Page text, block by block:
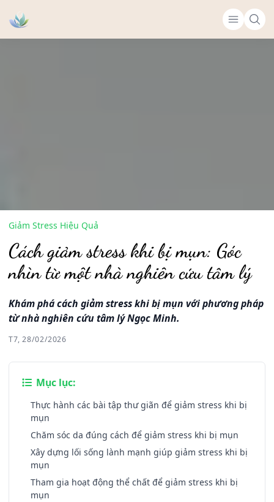
Giảm Stress Hiệu Quả
Cách giảm stress khi bị mụn: Góc
nhìn từ một nhà nghiên cứu tâm lý
Khám phá cách giảm stress khi bị mụn với phương pháp
từ nhà nghiên cứu tâm lý Ngọc Minh.
T7, 28/02/2026
Mục lục:
Thực hành các bài tập thư giãn để giảm stress khi bị
mụn
Chăm sóc da đúng cách để giảm stress khi bị mụn
Xây dựng lối sống lành mạnh giúp giảm stress khi bị
mụn
Tham gia hoạt động thể chất để giảm stress khi bị
mụn